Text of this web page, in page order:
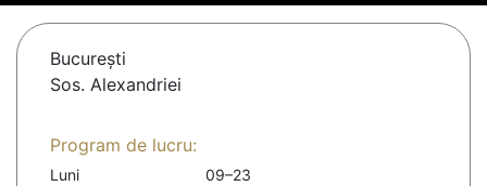
Bucureşti
Sos. Alexandriei
Program de lucru:
Luni
09–23